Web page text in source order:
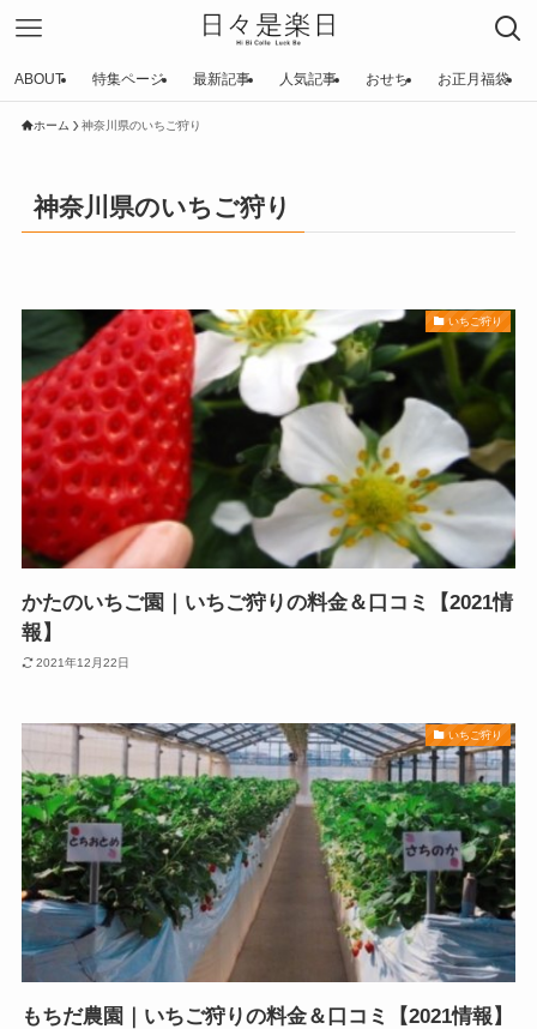
ABOUT 特集ページ 最新記事 人気記事 おせち お正月福袋
ホーム 神奈川県のいちご狩り
神奈川県のいちご狩り
いちご狩り
かたのいちご園｜いちご狩りの料金＆口コミ【2021情
報】
2021年12月22日
いちご狩り
もちだ農園｜いちご狩りの料金＆口コミ【2021情報】